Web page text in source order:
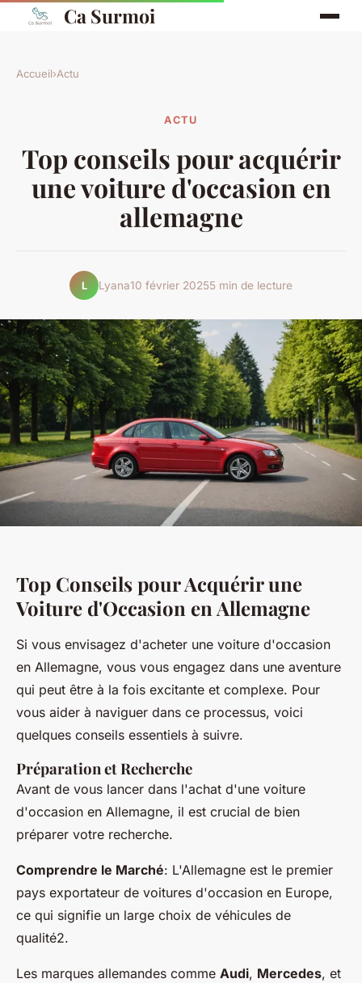
Ca Surmoi
Accueil›Actu
ACTU
Top conseils pour acquérir
une voiture d'occasion en
allemagne
L Lyana10 février 20255 min de lecture
Top Conseils pour Acquérir une
Voiture d'Occasion en Allemagne
Si vous envisagez d'acheter une voiture d'occasion
en Allemagne, vous vous engagez dans une aventure
qui peut être à la fois excitante et complexe. Pour
vous aider à naviguer dans ce processus, voici
quelques conseils essentiels à suivre.
Préparation et Recherche
Avant de vous lancer dans l'achat d'une voiture
d'occasion en Allemagne, il est crucial de bien
préparer votre recherche.
Comprendre le Marché: L'Allemagne est le premier
pays exportateur de voitures d'occasion en Europe,
ce qui signifie un large choix de véhicules de
qualité2.
Les marques allemandes comme Audi, Mercedes, et